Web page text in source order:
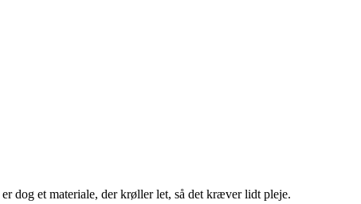
dog et materiale, der krøller let, så det kræver lidt pleje.